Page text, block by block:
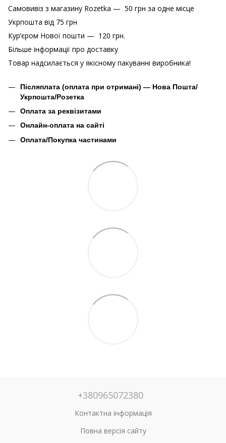
Самовивіз з магазину Rozetka — 50 грн за одне місце
Укрпошта від 75 грн
Кур’єром Нової пошти — 120 грн.
Більше інформації про доставку
Товар надсилається у якісному пакуванні виробника!
Післяплата (оплата при отримані) — Нова Пошта/
Укрпошта/Розетка
Оплата за реквізитами
Онлайн-оплата на сайті
Оплата/Покупка частинами
+380965072380
Контактна інформація
Повна версія сайту